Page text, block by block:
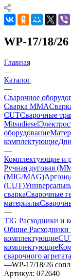
WP-17/18/
Главная
—
Каталог
—
Сварочное
Сварка MMA
CUTСварочные
Mitsudiesel
оборудование
комплектующие
—
Комплектующие и
Ручная дуговая
(MIG/MAG)
(CUT)
сваркаСварочные
материалы
—
TIG Расходники и
Общие
комплектующие
комплектующие
сварочного агрегата
—WP-17/18/26
Артикул: 072640